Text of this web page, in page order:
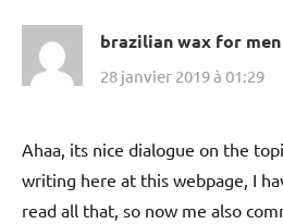
brazilian wax for men
28 janvier 2019 à 01:29
Ahaa, its nice dialogue on the
writing here at this webpage, I
read all that, so now me also